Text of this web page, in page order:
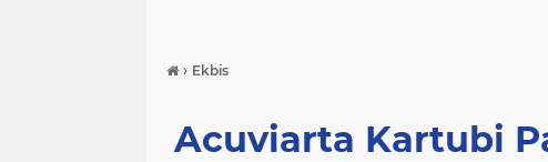
› Ekbis
Acuviarta Kartubi